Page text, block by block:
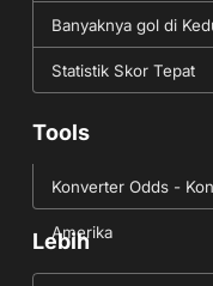
Banyaknya gol di
Statistik Skor Tepat
Tools
Konverter Odds -
Amerika
Lebih